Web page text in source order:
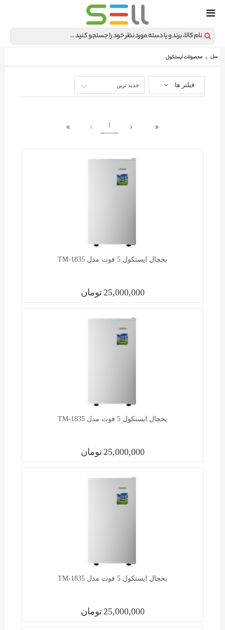
سل محصولات ایستکول
فیلتر ها جدید ترین
1
یخچال ايستکول 5 فوت مدل TM-1835
25,000,000تومان
یخچال ايستکول 5 فوت مدل TM-1835
25,000,000تومان
یخچال ايستکول 5 فوت مدل TM-1835
25,000,000تومان